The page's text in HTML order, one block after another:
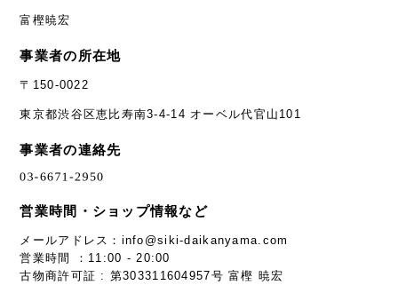
富樫暁宏
事業者の所在地
〒150-0022
東京都渋谷区恵比寿南3-4-14 オーベル代官山101
事業者の連絡先
営業時間・ショップ情報など
メールアドレス： info@siki-daikanyama.com
営業時間 ：11:00 - 20:00
古物商許可証 : 第303311604957号 富樫 暁宏